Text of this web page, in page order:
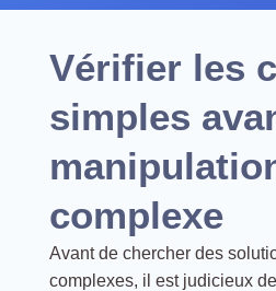
Vérifier les
simples
complexe
Avant de chercher des
complexes, il est judicieux